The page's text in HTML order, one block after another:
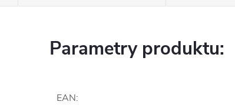
Parametry produktu:
EAN: